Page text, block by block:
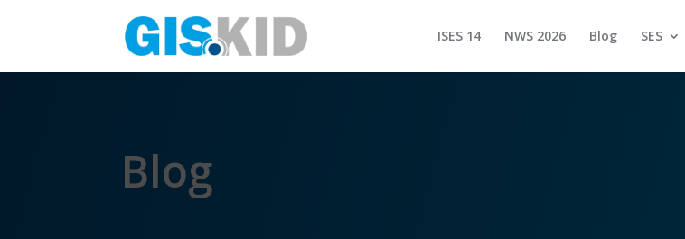
ISES 14 NWS 2026 Blog SES
Blog